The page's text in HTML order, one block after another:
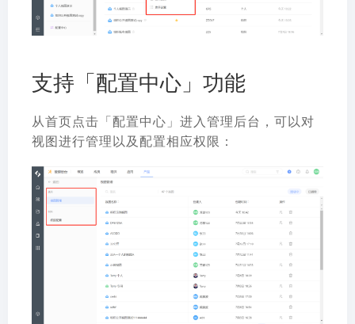
支持「配置中心」功能
从首页点击「配置中心」进入管理后台，可以对
视图进行管理以及配置相应权限：